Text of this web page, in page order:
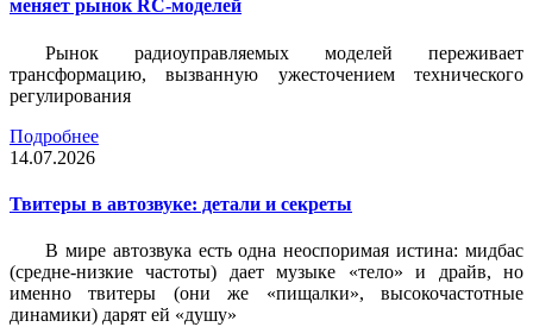
меняет рынок RC-моделей
Рынок радиоуправляемых моделей переживает
трансформацию, вызванную ужесточением технического
регулирования
Подробнее
14.07.2026
Твитеры в автозвуке: детали и секреты
В мире автозвука есть одна неоспоримая истина: мидбас
(средне-низкие частоты) дает музыке «тело» и драйв, но
именно твитеры (они же «пищалки», высокочастотные
динамики) дарят ей «душу»